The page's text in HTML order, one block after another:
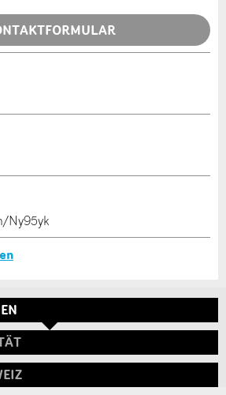
gültig
für die Kontaktpersonen
Ny95yk